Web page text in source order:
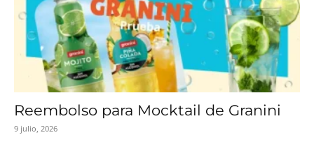
Reembolso para Mocktail de Granini
9 julio, 2026